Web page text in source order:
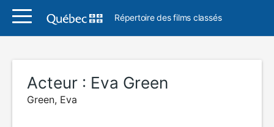
Répertoire des films classés
Acteur : Eva Green
Green, Eva